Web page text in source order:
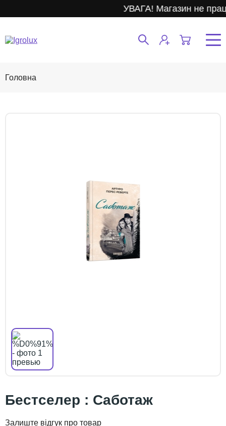
УВАГА! Магазин не
Бестселер : Саботаж